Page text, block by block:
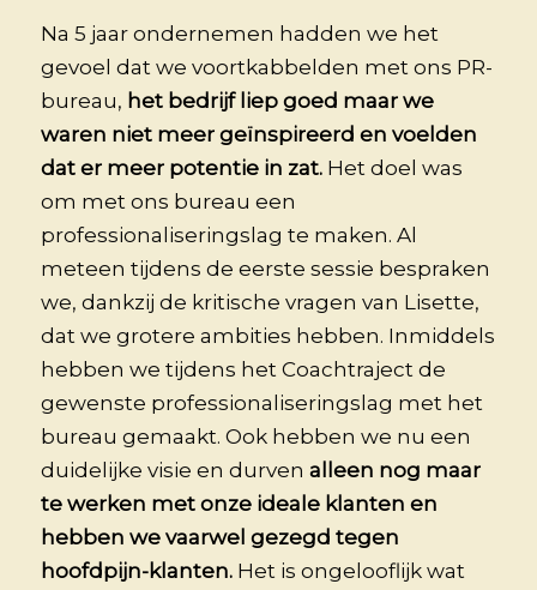
Na 5 jaar ondernemen hadden we het
gevoel dat we voortkabbelden met ons PR-
bureau, het bedrijf liep goed maar we
waren niet meer geïnspireerd en voelden
dat er meer potentie in zat.Het doel was
om met ons bureau een
professionaliseringslag te maken. Al
meteen tijdens de eerste sessie bespraken
we, dankzij de kritische vragen van Lisette,
dat we grotere ambities hebben. Inmiddels
hebben we tijdens het Coachtraject de
gewenste professionaliseringslag met het
bureau gemaakt. Ook hebben we nu een
duidelijke visie en durven alleen nog maar
te werken met onze ideale klanten en
hebben we vaarwel gezegd tegen
hoofdpijn-klanten.Het is ongelooflijk wat